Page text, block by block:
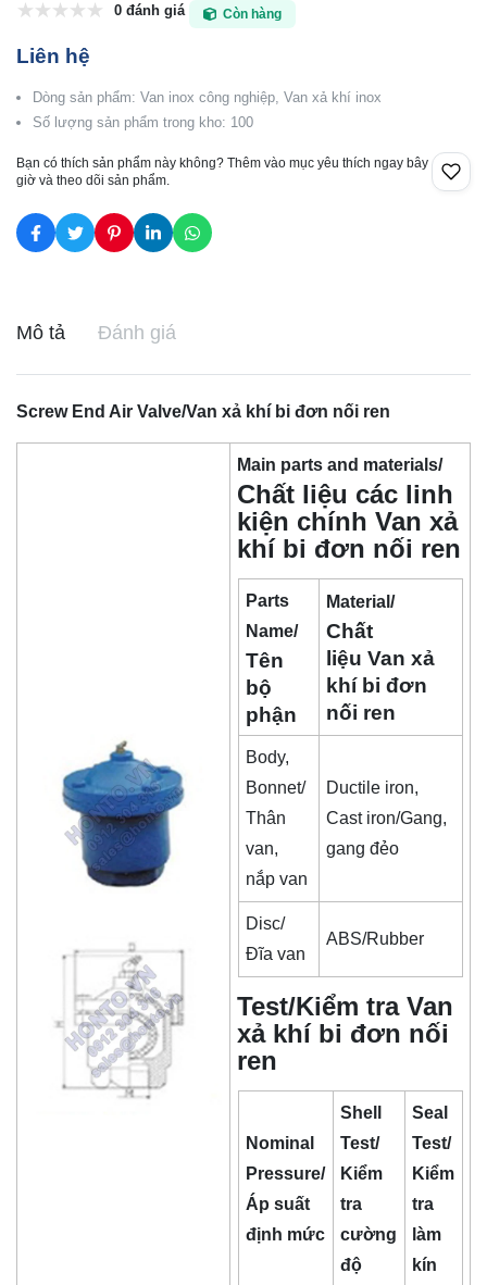
0 đánh giá Còn hàng
Liên hệ
Dòng sản phẩm: Van inox công nghiệp, Van xả khí inox
Số lượng sản phẩm trong kho: 100
Bạn có thích sản phẩm này không? Thêm vào mục yêu thích ngay bây
giờ và theo dõi sản phẩm.
Mô tả Đánh giá
Screw End Air Valve/Van xả khí bi đơn nối ren
Main parts and materials/
Chất liệu các linh
kiện chính Van xả
khí bi đơn nối ren
Parts
Name/
Tên
bộ
phận
Material/
Chất
liệu Van xả
khí bi đơn
nối ren
Body,
Bonnet/
Thân
van,
nắp van
Ductile iron,
Cast iron/Gang,
gang đẻo
Disc/
Đĩa van
ABS/Rubber
Test/Kiểm tra Van
xả khí bi đơn nối
ren
Nominal
Pressure/
Áp suất
định mức
Shell
Test/
Kiểm
tra
cường
độ
Seal
Test/
Kiểm
tra
làm
kín